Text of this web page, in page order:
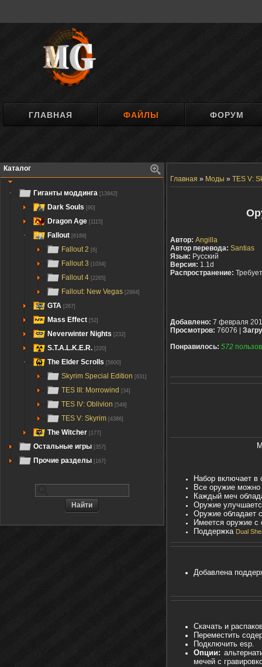
ГЛАВНАЯ ФАЙЛЫ ФОРУМ
Каталог
Гиганты моддинга [13942]
Dark Souls [90]
Dragon Age [1115]
Fallout [6189]
Fallout 2 [6]
Fallout 3 [1034]
Fallout 4 [2265]
Fallout: New Vegas [2884]
GTA [267]
Mass Effect [52]
Neverwinter Nights [232]
S.T.A.L.K.E.R. [220]
The Elder Scrolls [5600]
Skyrim Special Edition [631]
TES III: Morrowind [34]
TES IV: Oblivion [549]
TES V: Skyrim [4386]
The Witcher [177]
Остальные игры [357]
Прочие разделы [167]
Главная » Моды » TES V:
Автор: Angilla
Автор перевода: Santias
Язык: Русский
Версия: 1.1d
Распространение:
Добавлено: 7 февраля
Просмотров: 76076 |
Понравилось: 572
Набор включает в
Все оружие можно
Каждый меч
Оружие
Оружие обладает
Имеется оружие
Поддержка Dual
Добавлена
Скачать и
Переместить
Подключить esp.
Опции:
мечей с